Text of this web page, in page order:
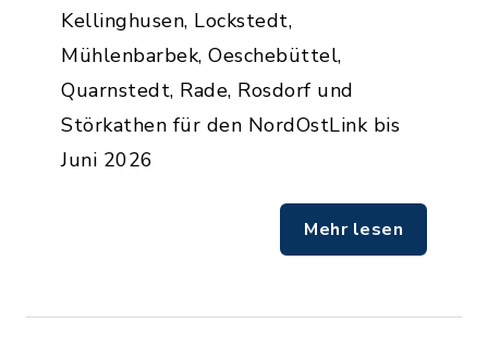
Kellinghusen, Lockstedt,
Mühlenbarbek, Oeschebüttel,
Quarnstedt, Rade, Rosdorf und
Störkathen für den NordOstLink bis
Juni 2026
Mehr lesen